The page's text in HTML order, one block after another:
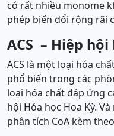
có rất nhiều monome
phép biến đổi rộng rãi
ACS – Hiệp hội
ACS là một loại hóa
phổ biến trong các
loại hóa chất đáp ứng
hội Hóa học Hoa Kỳ.
phân tích CoA kèm